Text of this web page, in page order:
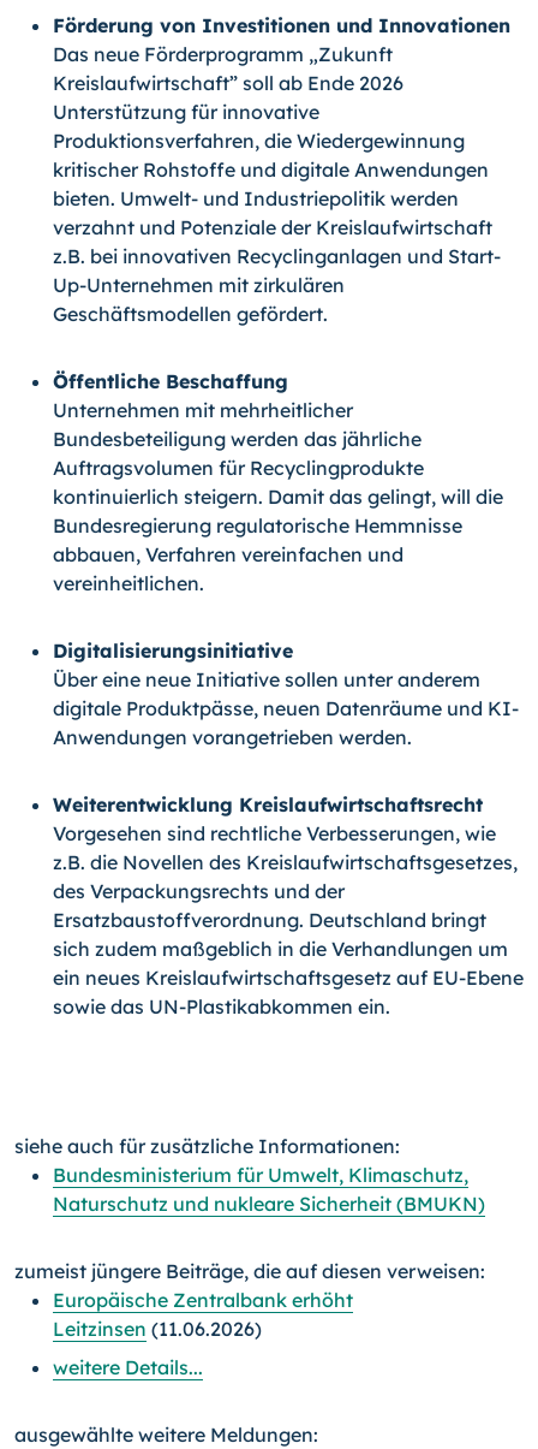
Förderung von Investitionen und Innovationen
Das neue Förderprogramm „Zukunft
Kreislaufwirtschaft” soll ab Ende 2026
Unterstützung für innovative
Produktionsverfahren, die Wiedergewinnung
kritischer Rohstoffe und digitale Anwendungen
bieten. Umwelt- und Industriepolitik werden
verzahnt und Potenziale der Kreislaufwirtschaft
z.B. bei innovativen Recyclinganlagen und Start-
Up-Unternehmen mit zirkulären
Geschäftsmodellen gefördert.
Öffentliche Beschaffung
Unternehmen mit mehrheitlicher
Bundesbeteiligung werden das jährliche
Auftragsvolumen für Recyclingprodukte
kontinuierlich steigern. Damit das gelingt, will die
Bundesregierung regulatorische Hemmnisse
abbauen, Verfahren vereinfachen und
vereinheitlichen.
Digitalisierungsinitiative
Über eine neue Initiative sollen unter anderem
digitale Produktpässe, neuen Datenräume und KI-
Anwendungen vorangetrieben werden.
Weiterentwicklung Kreislaufwirtschaftsrecht
Vorgesehen sind rechtliche Verbesserungen, wie
z.B. die Novellen des Kreislaufwirtschaftsgesetzes,
des Verpackungsrechts und der
Ersatzbaustoffverordnung. Deutschland bringt
sich zudem maßgeblich in die Verhandlungen um
ein neues Kreislaufwirtschaftsgesetz auf EU-Ebene
sowie das UN-Plastikabkommen ein.
siehe auch für zusätzliche Informationen:
Bundesministerium für Umwelt, Klimaschutz,
Naturschutz und nukleare Sicherheit (⁠BMUKN⁠)
zumeist jüngere Beiträge, die auf diesen verweisen:
Europäische Zentralbank erhöht
Leitzinsen (11.06.2026)
weitere Details...
ausgewählte weitere Meldungen: